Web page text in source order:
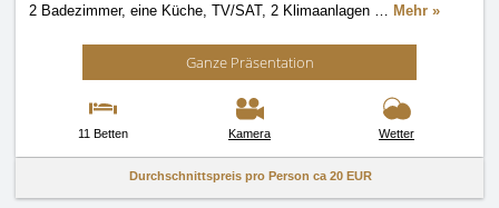
2 Badezimmer, eine Küche, TV/SAT, 2 Klimaanlagen … Mehr »
Ganze Präsentation
11 Betten Kamera Wetter
Durchschnittspreis pro Person ca 20 EUR